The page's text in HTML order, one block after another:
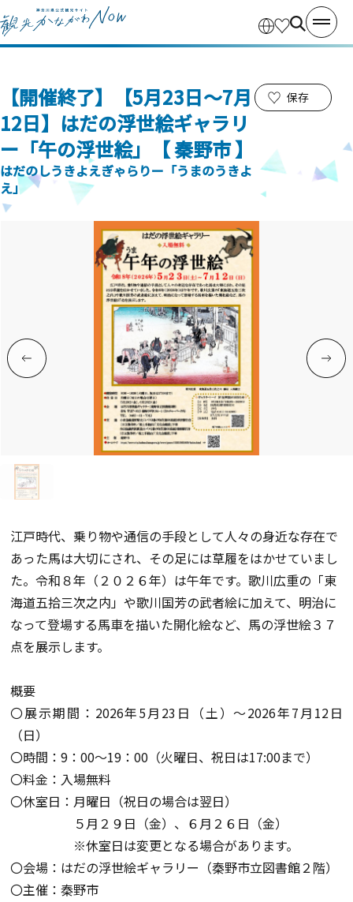
【開催終了】【5月23日～7月
12日】はだの浮世絵ギャラリ
ー「午の浮世絵」【 秦野市 】
はだのしうきよえぎゃらりー「うまのうきよ
え」
保存
江戸時代、乗り物や通信の手段として人々の身近な存在で
あった馬は大切にされ、その足には草履をはかせていまし
た。令和８年（２０２６年）は午年です。歌川広重の「東
海道五拾三次之内」や歌川国芳の武者絵に加えて、明治に
なって登場する馬車を描いた開化絵など、馬の浮世絵３７
点を展示します。
概要
〇展示期間：2026年5月23日（土）～2026年7月12日
（日）
〇時間：9：00～19：00（火曜日、祝日は17:00まで）
〇料金：入場無料
〇休室日：月曜日（祝日の場合は翌日）
５月２９日（金）、６月２６日（金）
※休室日は変更となる場合があります。
〇会場：はだの浮世絵ギャラリー（秦野市立図書館２階）
〇主催：秦野市